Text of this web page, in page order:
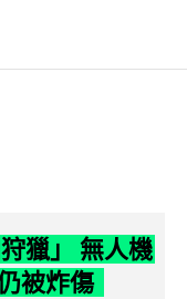
獵」 無人機
被炸傷